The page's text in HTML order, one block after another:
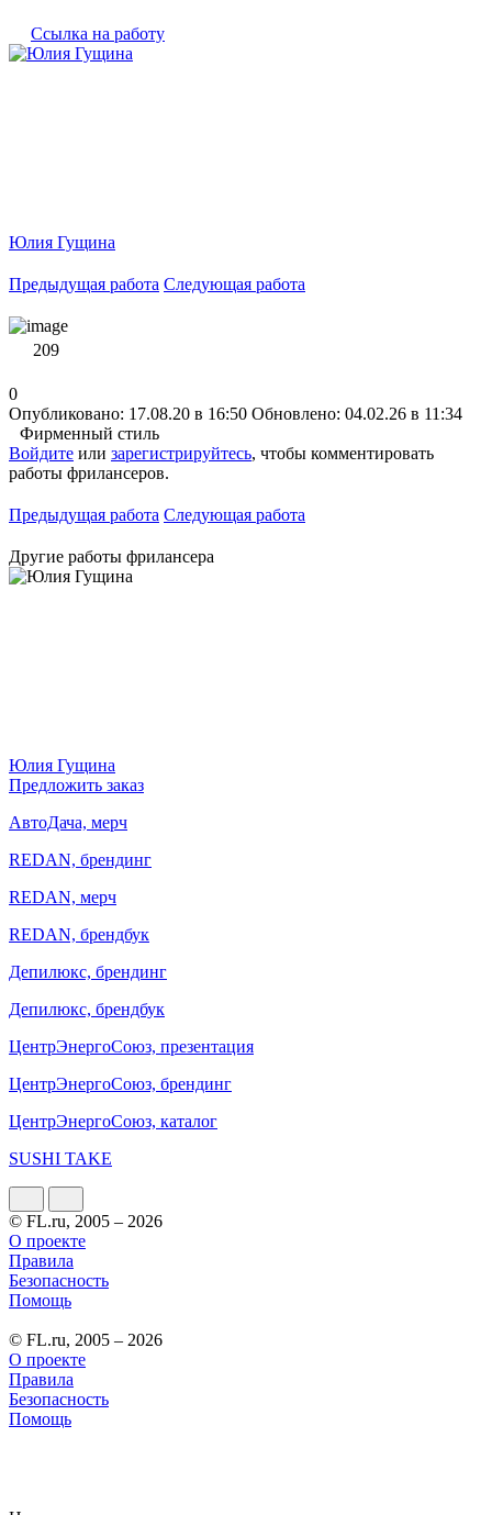
Ссылка на работу
Юлия Гущина
Предыдущая работа Следующая работа
209
0
Опубликовано: 17.08.20 в 16:50 Обновлено: 04.02.26 в 11:34
Фирменный стиль
Войдите или зарегистрируйтесь, чтобы комментировать
работы фрилансеров.
Предыдущая работа Следующая работа
Другие работы фрилансера
Юлия Гущина
Предложить заказ
АвтоДача, мерч
REDAN, брендинг
REDAN, мерч
REDAN, брендбук
Депилюкс, брендинг
Депилюкс, брендбук
ЦентрЭнергоСоюз, презентация
ЦентрЭнергоСоюз, брендинг
ЦентрЭнергоСоюз, каталог
SUSHI TAKE
© FL.ru, 2005 – 2026
О проекте
Правила
Безопасность
Помощь
© FL.ru, 2005 – 2026
О проекте
Правила
Безопасность
Помощь